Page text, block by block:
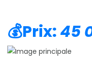
💰Prix:45